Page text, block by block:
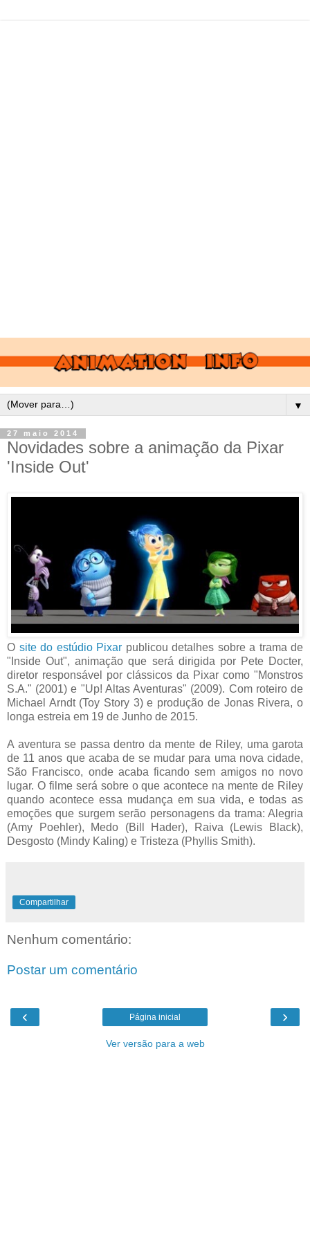
▼
27 maio 2014
Novidades sobre a animação da Pixar
'Inside Out'
O site do estúdio Pixar publicou detalhes sobre a trama de
"Inside Out", animação que será dirigida por Pete Docter,
diretor responsável por clássicos da Pixar como "Monstros
S.A." (2001) e "Up! Altas Aventuras" (2009). Com roteiro de
Michael Arndt (Toy Story 3) e produção de Jonas Rivera, o
longa estreia em 19 de Junho de 2015.
A aventura se passa dentro da mente de Riley, uma garota
de 11 anos que acaba de se mudar para uma nova cidade,
São Francisco, onde acaba ficando sem amigos no novo
lugar. O filme será sobre o que acontece na mente de Riley
quando acontece essa mudança em sua vida, e todas as
emoções que surgem serão personagens da trama: Alegria
(Amy Poehler), Medo (Bill Hader), Raiva (Lewis Black),
Desgosto (Mindy Kaling) e Tristeza (Phyllis Smith).
Compartilhar
Nenhum comentário:
Postar um comentário
‹ ›
Página inicial
Ver versão para a web